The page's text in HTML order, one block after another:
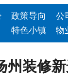
政策导向
公
特色小镇 物
州装修